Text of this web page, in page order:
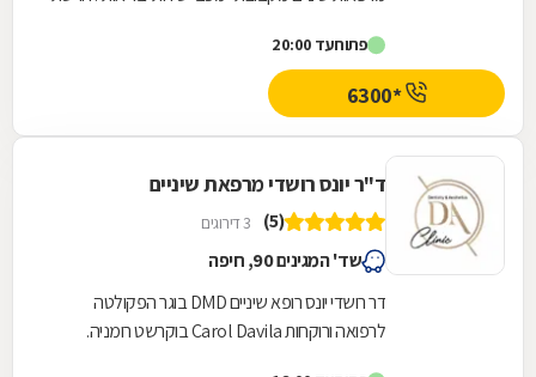
איכות...
פתוחעד 20:00
*6300
ד"ר יונס רושדי מרפאת שיניים
(5) 3 דירוגים
שד' המגינים 90, חיפה
דר רושדי יונס רופא שיניים DMD בוגר הפקולטה
לרפואה ורוקחות Carol Davila בוקרשט רומניה.